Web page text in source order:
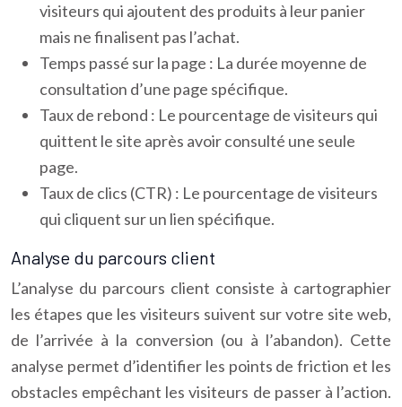
visiteurs qui ajoutent des produits à leur panier
mais ne finalisent pas l’achat.
Temps passé sur la page : La durée moyenne de
consultation d’une page spécifique.
Taux de rebond : Le pourcentage de visiteurs qui
quittent le site après avoir consulté une seule
page.
Taux de clics (CTR) : Le pourcentage de visiteurs
qui cliquent sur un lien spécifique.
Analyse du parcours client
L’analyse du parcours client consiste à cartographier
les étapes que les visiteurs suivent sur votre site web,
de l’arrivée à la conversion (ou à l’abandon). Cette
analyse permet d’identifier les points de friction et les
obstacles empêchant les visiteurs de passer à l’action.